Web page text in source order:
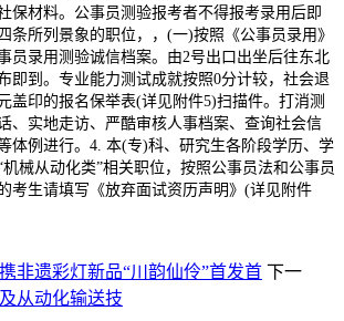
保材料。公事员测验报考者不得报考录用后即
条所列景象的职位，，(一)按照《公事员录用》
员录用测验诚信档案。由2号出口出坐后往东北
即到。专业能力测试成就按照0分计较，社会退
盖印的报名保举表(详见附件5)扫描件。打消测
、实地走访、严酷审核人事档案、查询社会信
体例进行。4. 本(专)科、研究生各阶段学历、学
械从动化类”相关职位，按照公事员法和公事员
考生请填写《放弃面试资历声明》(详见附件
非遗彩灯新品“川韵仙伶”首发首 下一
从动化输送技